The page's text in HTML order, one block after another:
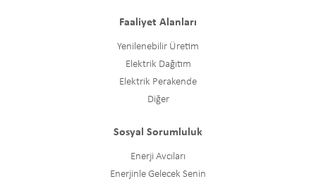
Faaliyet Alanları
Yenilenebilir Üretim
Elektrik Dağıtım
Elektrik Perakende
Diğer
Sosyal Sorumluluk
Enerji Avcıları
Enerjinle Gelecek Senin